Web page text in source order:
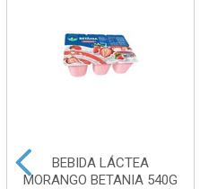
BEBIDA LÁCTEA
MORANGO BETANIA 540G